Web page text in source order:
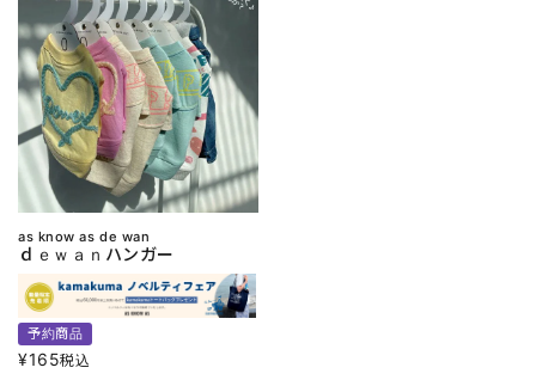
as know as de wan
ｄｅｗａｎハンガー
予約商品
¥165税込